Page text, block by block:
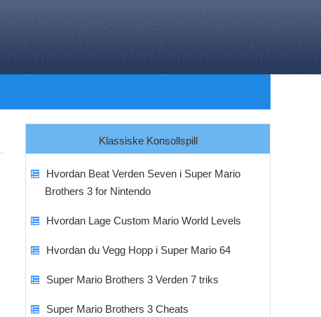
Klassiske Konsollspill
Hvordan Beat Verden Seven i Super Mario
Brothers 3 for Nintendo
Hvordan Lage Custom Mario World Levels
Hvordan du Vegg Hopp i Super Mario 64
Super Mario Brothers 3 Verden 7 triks
Super Mario Brothers 3 Cheats